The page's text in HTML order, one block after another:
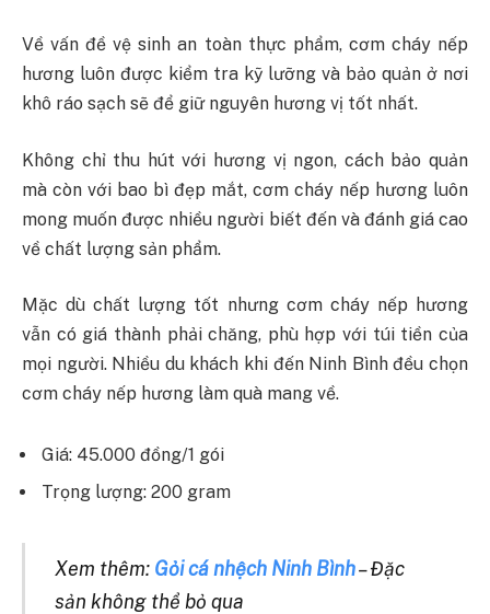
Về vấn đề vệ sinh an toàn thực phẩm, cơm cháy nếp
hương luôn được kiểm tra kỹ lưỡng và bảo quản ở nơi
khô ráo sạch sẽ để giữ nguyên hương vị tốt nhất.
Không chỉ thu hút với hương vị ngon, cách bảo quản
mà còn với bao bì đẹp mắt, cơm cháy nếp hương luôn
mong muốn được nhiều người biết đến và đánh giá cao
về chất lượng sản phẩm.
Mặc dù chất lượng tốt nhưng cơm cháy nếp hương
vẫn có giá thành phải chăng, phù hợp với túi tiền của
mọi người. Nhiều du khách khi đến Ninh Bình đều chọn
cơm cháy nếp hương làm quà mang về.
Giá: 45.000 đồng/1 gói
Trọng lượng: 200 gram
Xem thêm: Gỏi cá nhệch Ninh Bình– Đặc
sản không thể bỏ qua